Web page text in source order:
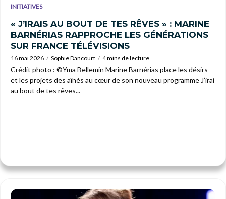
INITIATIVES
« J’IRAIS AU BOUT DE TES RÊVES » : MARINE
BARNÉRIAS RAPPROCHE LES GÉNÉRATIONS
SUR FRANCE TÉLÉVISIONS
16 mai 2026 Sophie Dancourt 4 mins de lecture
Crédit photo : ©Yma Bellemin Marine Barnérias place les désirs
et les projets des aînés au cœur de son nouveau programme J’irai
au bout de tes rêves...